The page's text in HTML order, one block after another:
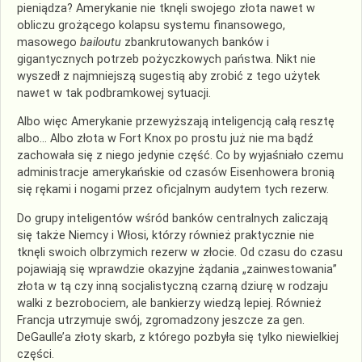
pieniądza? Amerykanie nie tknęli swojego złota nawet w
obliczu grożącego kolapsu systemu finansowego,
masowego bailoutu zbankrutowanych banków i
gigantycznych potrzeb pożyczkowych państwa. Nikt nie
wyszedł z najmniejszą sugestią aby zrobić z tego użytek
nawet w tak podbramkowej sytuacji.
Albo więc Amerykanie przewyższają inteligencją całą resztę
albo… Albo złota w Fort Knox po prostu już nie ma bądź
zachowała się z niego jedynie część. Co by wyjaśniało czemu
administracje amerykańskie od czasów Eisenhowera bronią
się rękami i nogami przez oficjalnym audytem tych rezerw.
Do grupy inteligentów wśród banków centralnych zaliczają
się także Niemcy i Włosi, którzy również praktycznie nie
tknęli swoich olbrzymich rezerw w złocie. Od czasu do czasu
pojawiają się wprawdzie okazyjne żądania „zainwestowania”
złota w tą czy inną socjalistyczną czarną dziurę w rodzaju
walki z bezrobociem, ale bankierzy wiedzą lepiej. Również
Francja utrzymuje swój, zgromadzony jeszcze za gen.
DeGaulle’a złoty skarb, z którego pozbyła się tylko niewielkiej
części.